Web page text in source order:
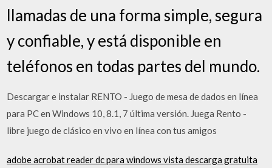
llamadas de una forma simple, segura
y confiable, y está disponible en
teléfonos en todas partes del mundo.
Descargar e instalar RENTO - Juego de mesa de dados en línea
para PC en Windows 10, 8.1, 7 última versión. Juega Rento -
libre juego de clásico en vivo en línea con tus amigos
adobe acrobat reader dc para windows vista descarga gratuita